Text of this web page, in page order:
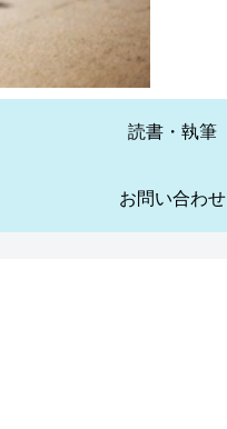
読書・執筆
お問い合わせ